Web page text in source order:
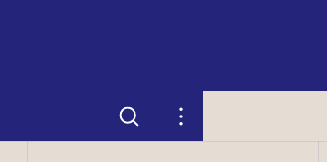
تنظیمات جستجو